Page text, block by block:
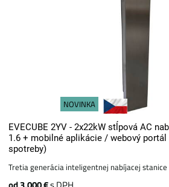
NOVINKA
EVECUBE 2YV - 2x22kW stĺpová AC
1.6 + mobilné aplikácie / webový portál
spotreby)
Tretia generácia inteligentnej nabíjacej stanice